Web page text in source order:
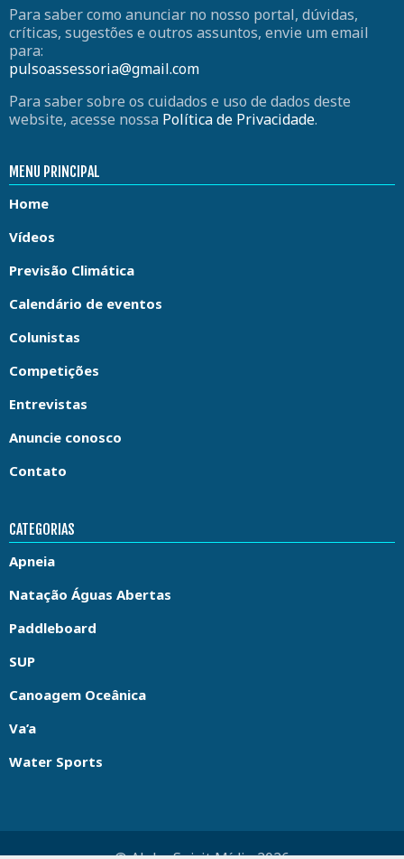
Para saber como anunciar no nosso portal, dúvidas,
críticas, sugestões e outros assuntos, envie um email
para:
pulsoassessoria@gmail.com
Para saber sobre os cuidados e uso de dados deste
website, acesse nossa Política de Privacidade.
MENU PRINCIPAL
Home
Vídeos
Previsão Climática
Calendário de eventos
Colunistas
Competições
Entrevistas
Anuncie conosco
Contato
CATEGORIAS
Apneia
Natação Águas Abertas
Paddleboard
SUP
Canoagem Oceânica
Va’a
Water Sports